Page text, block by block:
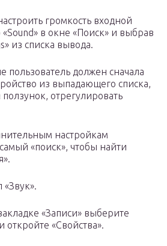
громкость входной
«Sound» в окне «Поиск» и выбрав
из списка вывода.
пользователь должен сначала
из выпадающего списка,
отрегулировать
настройкам
«поиск», чтобы найти
«Записи» выберите
откройте «Свойства».